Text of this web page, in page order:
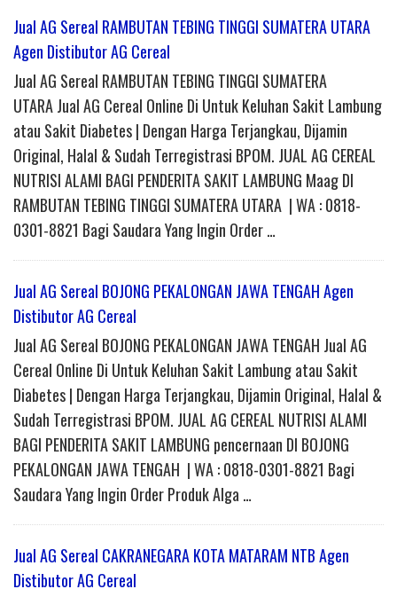
Jual AG Sereal RAMBUTAN TEBING TINGGI SUMATERA UTARA
Agen Distibutor AG Cereal
Jual AG Sereal RAMBUTAN TEBING TINGGI SUMATERA
UTARA Jual AG Cereal Online Di Untuk Keluhan Sakit Lambung
atau Sakit Diabetes | Dengan Harga Terjangkau, Dijamin
Original, Halal & Sudah Terregistrasi BPOM. JUAL AG CEREAL
NUTRISI ALAMI BAGI PENDERITA SAKIT LAMBUNG Maag DI
RAMBUTAN TEBING TINGGI SUMATERA UTARA | WA : 0818-
0301-8821 Bagi Saudara Yang Ingin Order …
Jual AG Sereal BOJONG PEKALONGAN JAWA TENGAH Agen
Distibutor AG Cereal
Jual AG Sereal BOJONG PEKALONGAN JAWA TENGAH Jual AG
Cereal Online Di Untuk Keluhan Sakit Lambung atau Sakit
Diabetes | Dengan Harga Terjangkau, Dijamin Original, Halal &
Sudah Terregistrasi BPOM. JUAL AG CEREAL NUTRISI ALAMI
BAGI PENDERITA SAKIT LAMBUNG pencernaan DI BOJONG
PEKALONGAN JAWA TENGAH | WA : 0818-0301-8821 Bagi
Saudara Yang Ingin Order Produk Alga …
Jual AG Sereal CAKRANEGARA KOTA MATARAM NTB Agen
Distibutor AG Cereal